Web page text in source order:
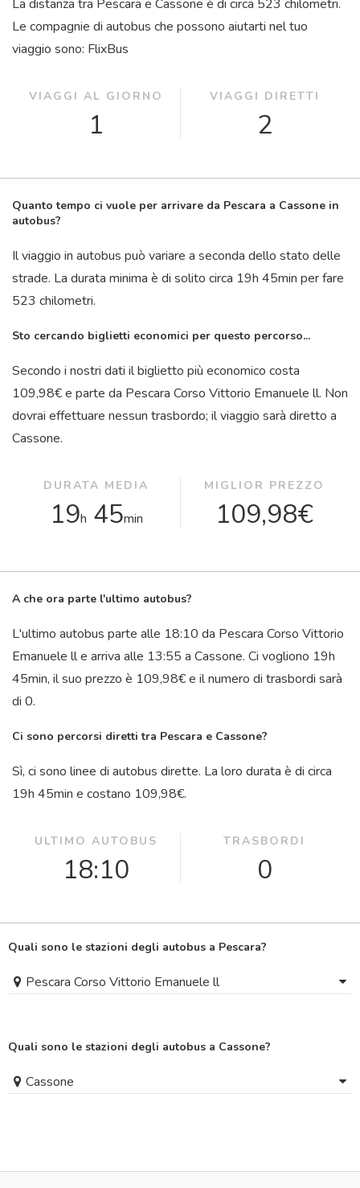
La distanza tra Pescara e Cassone è di circa 523 chilometri.
Le compagnie di autobus che possono aiutarti nel tuo
viaggio sono: FlixBus
VIAGGI AL GIORNO
1
VIAGGI DIRETTI
2
Quanto tempo ci vuole per arrivare da Pescara a Cassone in
autobus?
Il viaggio in autobus può variare a seconda dello stato delle
strade. La durata minima è di solito circa 19h 45min per fare
523 chilometri.
Sto cercando biglietti economici per questo percorso...
Secondo i nostri dati il ​​biglietto più economico costa
109,98€ e parte da Pescara Corso Vittorio Emanuele ll. Non
dovrai effettuare nessun trasbordo; il viaggio sarà diretto a
Cassone.
DURATA MEDIA
19h 45min
MIGLIOR PREZZO
109,98€
A che ora parte l'ultimo autobus?
L'ultimo autobus parte alle 18:10 da Pescara Corso Vittorio
Emanuele ll e arriva alle 13:55 a Cassone. Ci vogliono 19h
45min, il suo prezzo è 109,98€ e il numero di trasbordi sarà
di 0.
Ci sono percorsi diretti tra Pescara e Cassone?
Sì, ci sono linee di autobus dirette. La loro durata è di circa
19h 45min e costano 109,98€.
ULTIMO AUTOBUS
18:10
TRASBORDI
0
Quali sono le stazioni degli autobus a Pescara?
Pescara Corso Vittorio Emanuele ll
Quali sono le stazioni degli autobus a Cassone?
Cassone